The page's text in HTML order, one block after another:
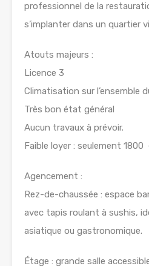
professionnel de la
s’implanter dans un quartier
Atouts majeurs :
Licence 3
Climatisation sur l’ensemble
Très bon état général
Aucun travaux à prévoir.
Faible loyer : seulement
Agencement :
Rez-de-chaussée : espace
avec tapis roulant à sushis,
asiatique ou gastronomique.
Étage : grande salle